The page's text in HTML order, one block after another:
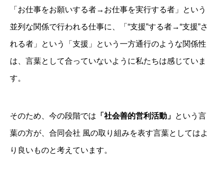
「お仕事をお願いする者→お仕事を実行する者」という
並列な関係で行われる仕事に、「“支援”する者→“支援”さ
れる者」という「支援」という一方通行のような関係性
は、言葉として合っていないように私たちは感じていま
す。
そのため、今の段階では 「社会善的営利活動」 という言
葉の方が、合同会社 風の取り組みを表す言葉としてはよ
り良いものと考えています。